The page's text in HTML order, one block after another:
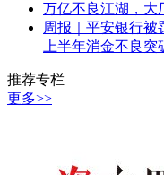
万亿不良江湖，大
周报｜平安银行被
上半年消金不良突
推荐专栏
更多>>